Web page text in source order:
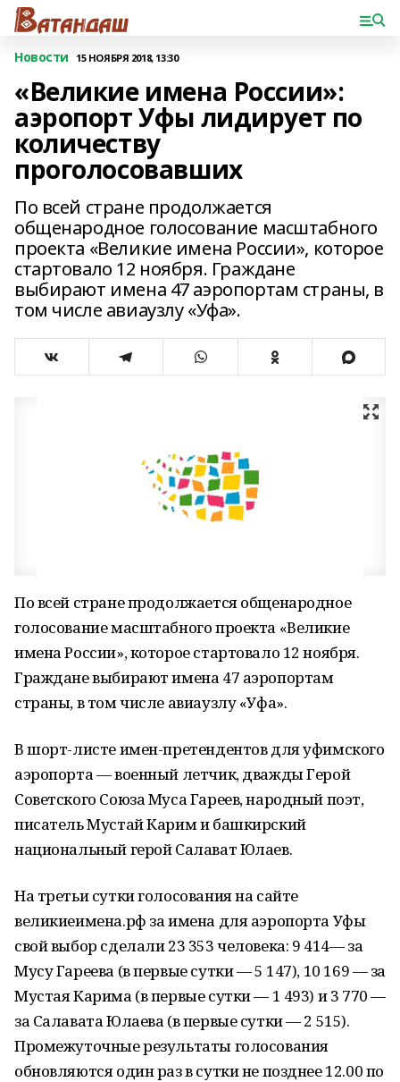
Новости 15 НОЯБРЯ 2018, 13:30
«Великие имена России»:
аэропорт Уфы лидирует по
количеству
проголосовавших
По всей стране продолжается
общенародное голосование масштабного
проекта «Великие имена России», которое
стартовало 12 ноября. Граждане
выбирают имена 47 аэропортам страны, в
том числе авиаузлу «Уфа».
По всей стране продолжается общенародное
голосование масштабного проекта «Великие
имена России», которое стартовало 12 ноября.
Граждане выбирают имена 47 аэропортам
страны, в том числе авиаузлу «Уфа».
В шорт-листе имен-претендентов для уфимского
аэропорта — военный летчик, дважды Герой
Советского Союза Муса Гареев, народный поэт,
писатель Мустай Карим и башкирский
национальный герой Салават Юлаев.
На третьи сутки голосования на сайте
великиеимена.рф за имена для аэропорта Уфы
свой выбор сделали 23 353 человека: 9 414— за
Мусу Гареева (в первые сутки — 5 147), 10 169 — за
Мустая Карима (в первые сутки — 1 493) и 3 770 —
за Салавата Юлаева (в первые сутки — 2 515).
Промежуточные результаты голосования
обновляются один раз в сутки не позднее 12.00 по